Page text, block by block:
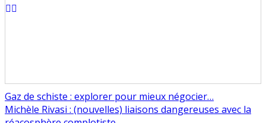
Gaz de schiste : explorer pour mieux négocier…
Navigation
Michèle Rivasi : (nouvelles) liaisons dangereuses avec la